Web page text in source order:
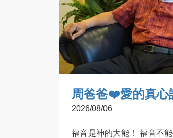
周爸爸❤️愛的真心
2026/08/06
福音是神的大能！ 福音不